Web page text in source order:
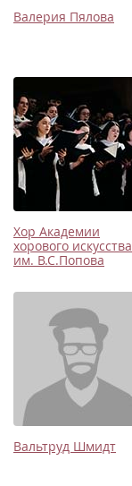
Валерия Пялова
Хор Академии
хорового искусства
им. В.С.Попова
Вальтруд Шмидт